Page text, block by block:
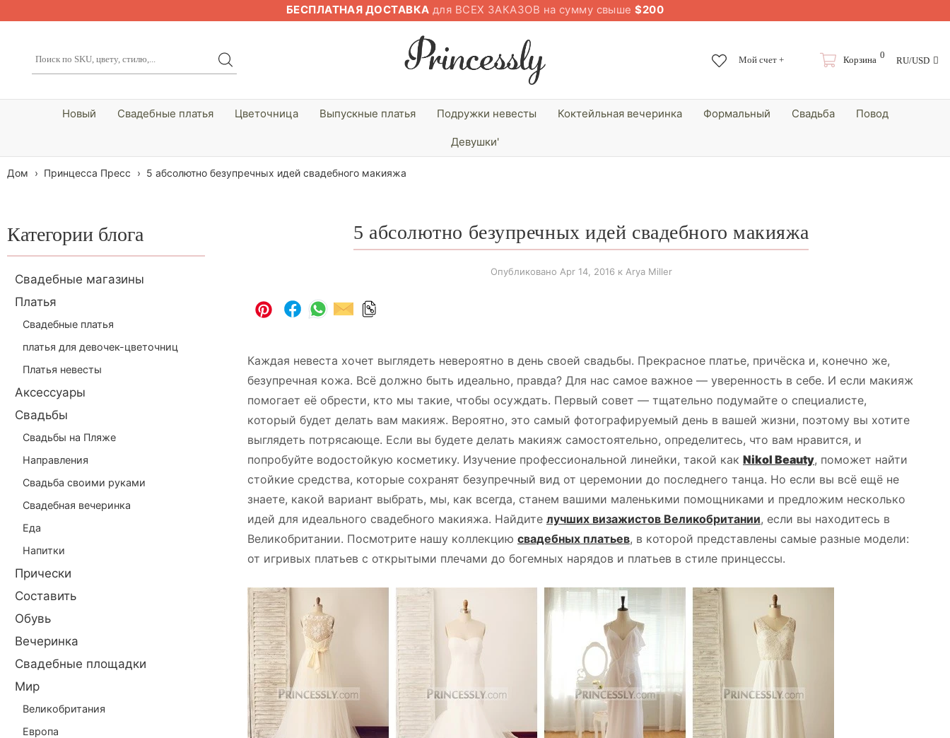
БЕСПЛАТНАЯ ДОСТАВКА для ВСЕХ ЗАКАЗОВ на сумму свыше$200
Мой счет + Корзина 0 RU/USD
Новый Свадебные платья Цветочница Выпускные платья Подружки невесты Коктейльная вечеринка Формальный Свадьба Повод
Девушки'
Дом › Принцесса Пресс › 5 абсолютно безупречных идей свадебного макияжа
Категории блога
Свадебные магазины
Платья
Свадебные платья
платья для девочек-цветочниц
Платья невесты
Аксессуары
Свадьбы
Свадьбы на Пляже
Направления
Свадьба своими руками
Свадебная вечеринка
Еда
Напитки
Прически
Составить
Обувь
Вечеринка
Свадебные площадки
Мир
Великобритания
Европа
5 абсолютно безупречных идей свадебного макияжа
Опубликовано Apr 14, 2016 к Arya Miller
Каждая невеста хочет выглядеть невероятно в день своей свадьбы. Прекрасное платье, причёска и, конечно же,
безупречная кожа. Всё должно быть идеально, правда? Для нас самое важное — уверенность в себе. И если макияж
помогает её обрести, кто мы такие, чтобы осуждать. Первый совет — тщательно подумайте о специалисте,
который будет делать вам макияж. Вероятно, это самый фотографируемый день в вашей жизни, поэтому вы хотите
выглядеть потрясающе. Если вы будете делать макияж самостоятельно, определитесь, что вам нравится, и
попробуйте водостойкую косметику. Изучение профессиональной линейки, такой как Nikol Beauty, поможет найти
стойкие средства, которые сохранят безупречный вид от церемонии до последнего танца. Но если вы всё ещё не
знаете, какой вариант выбрать, мы, как всегда, станем вашими маленькими помощниками и предложим несколько
идей для идеального свадебного макияжа. Найдите лучших визажистов Великобритании, если вы находитесь в
Великобритании. Посмотрите нашу коллекцию свадебных платьев, в которой представлены самые разные модели:
от игривых платьев с открытыми плечами до богемных нарядов и платьев в стиле принцессы.